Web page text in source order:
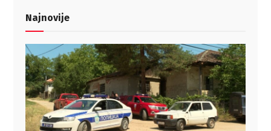
Najnovije